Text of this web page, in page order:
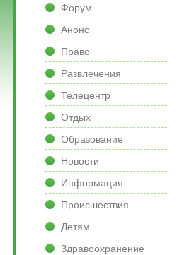
Форум
Анонс
Право
Развлечения
Телецентр
Отдых
Образование
Новости
Информация
Происшествия
Детям
Здравоохранение